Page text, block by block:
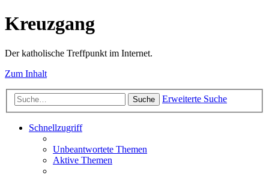
Kreuzgang
Der katholische Treffpunkt im Internet.
Zum Inhalt
Suche Erweiterte Suche
Schnellzugriff
Unbeantwortete Themen
Aktive Themen